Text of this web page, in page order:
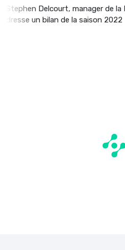
Stephen Delcourt, manager de
dresse un bilan de la saison 2022